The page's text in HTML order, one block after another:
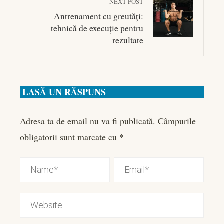
Antrenament cu greutăți:
tehnică de execuție pentru
rezultate
LASĂ UN RĂSPUNS
Adresa ta de email nu va fi publicată. Câmpurile
obligatorii sunt marcate cu *